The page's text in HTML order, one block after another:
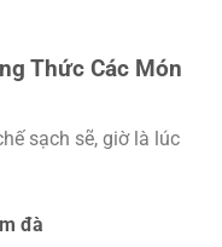
Thức Các Món
sạch sẽ, giờ là lúc
đà